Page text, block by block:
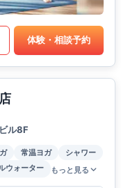
体験・相談予約
ル8F
常温ヨガ
シャワー
ウォーター もっと見る